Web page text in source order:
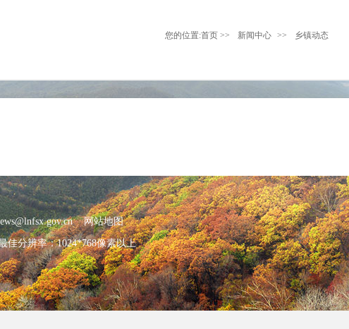
您的位置:首页 >> 新闻中心 >> 乡镇动态
网站地图
分辨率：1024*768像素以上